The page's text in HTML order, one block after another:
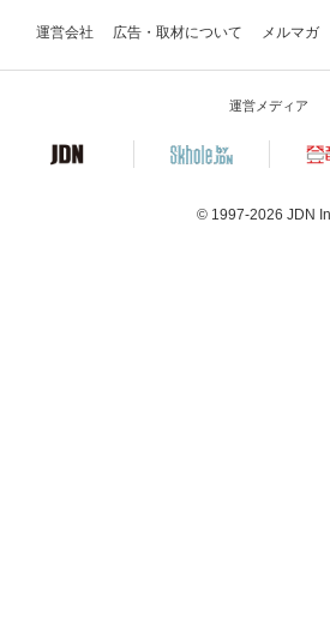
運営会社 広告・取材について メルマガ
運営メディア
© 1997-2026 JDN